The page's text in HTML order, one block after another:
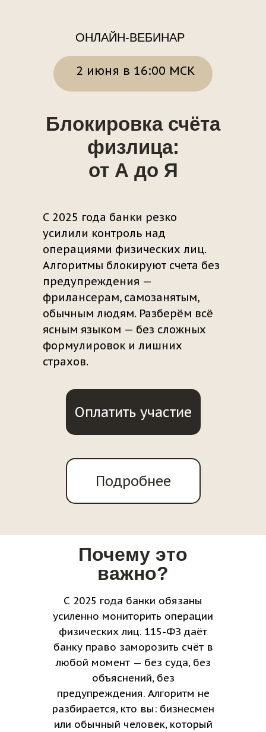
ОНЛАЙН-ВЕБИНАР
Блокировка счёта
физлица:
от А до Я
С 2025 года банки резко
усилили контроль над
операциями физических лиц.
Алгоритмы блокируют счета без
предупреждения —
фрилансерам, самозанятым,
обычным людям. Разберём всё
ясным языком — без сложных
формулировок и лишних
страхов.
Оплатить участие
Подробнее
2 июня в 16:00 МСК
Почему это
важно?
С 2025 года банки обязаны
усиленно мониторить операции
физических лиц. 115-ФЗ даёт
банку право заморозить счёт в
любой момент — без суда, без
объяснений, без
предупреждения. Алгоритм не
разбирается, кто вы: бизнесмен
или обычный человек, который